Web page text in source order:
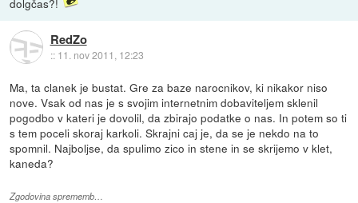
RedZo
:: 11. nov 2011, 12:23
Ma, ta clanek je bustat. Gre za baze narocnikov, ki nikakor niso
nove. Vsak od nas je s svojim internetnim dobaviteljem sklenil
pogodbo v kateri je dovolil, da zbirajo podatke o nas. In potem so ti
s tem poceli skoraj karkoli. Skrajni caj je, da se je nekdo na to
spomnil. Najboljse, da spulimo zico in stene in se skrijemo v klet,
kaneda?
Zgodovina sprememb…